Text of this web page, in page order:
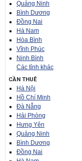
Quảng Ninh
Bình Dương
Đồng Nai
Hà Nam
Hòa Bình
Vĩnh Phúc
Ninh Bình
Các tỉnh khác
CẦN THUÊ
Hà Nội
Hồ Chí Minh
Đà Nẵng
Hải Phòng
Hưng Yên
Quảng Ninh
Bình Dương
Đồng Nai